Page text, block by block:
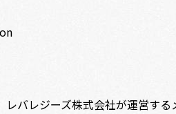
レバレジーズ株式会社が運営す